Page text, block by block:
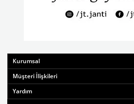
Kurumsal
Müşteri İlişkileri
Yardım